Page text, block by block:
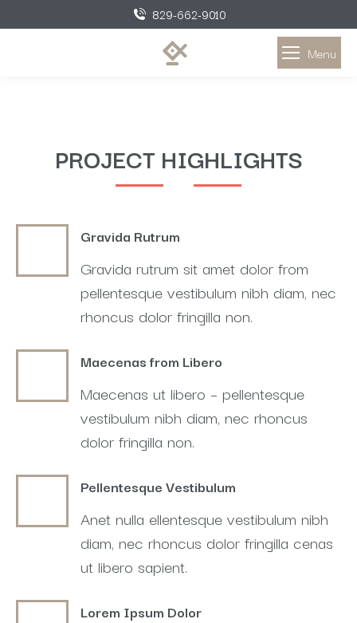
829-662-9010
Menu
PROJECT HIGHLIGHTS
Gravida Rutrum
Gravida rutrum sit amet dolor from
pellentesque vestibulum nibh diam, nec
rhoncus dolor fringilla non.
Maecenas from Libero
Maecenas ut libero – pellentesque
vestibulum nibh diam, nec rhoncus
dolor fringilla non.
Pellentesque Vestibulum
Anet nulla ellentesque vestibulum nibh
diam, nec rhoncus dolor fringilla cenas
ut libero sapient.
Lorem Ipsum Dolor